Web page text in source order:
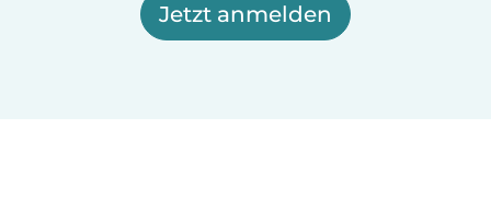
Jetzt anmelden